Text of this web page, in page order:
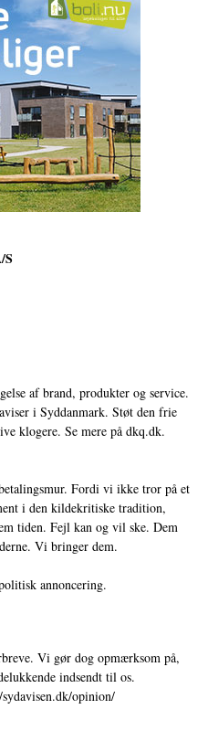
S
af brand, produkter og service.
i Syddanmark. Støt den frie
klogere. Se mere på dkq.dk.
Fordi vi ikke tror på et
i den kildekritiske tradition,
tiden. Fejl kan og vil ske. Dem
Vi bringer dem.
annoncering.
Vi gør dog opmærksom på,
indsendt til os.
opinion/